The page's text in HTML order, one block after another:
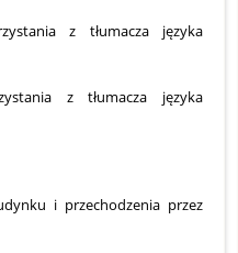
z tłumacza języka
z tłumacza języka
i przechodzenia przez